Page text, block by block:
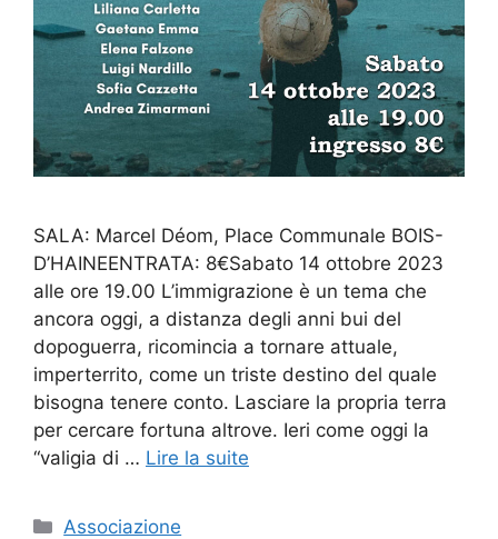
SALA: Marcel Déom, Place Communale BOIS-
D’HAINEENTRATA: 8€Sabato 14 ottobre 2023
alle ore 19.00 L’immigrazione è un tema che
ancora oggi, a distanza degli anni bui del
dopoguerra, ricomincia a tornare attuale,
imperterrito, come un triste destino del quale
bisogna tenere conto. Lasciare la propria terra
per cercare fortuna altrove. Ieri come oggi la
“valigia di … Lire la suite
Catégories
Associazione